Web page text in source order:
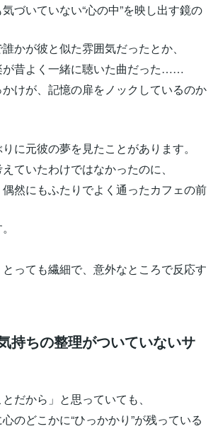
づいていない“心の中”を映し出す鏡の
かが彼と似た雰囲気だったとか、
が昔よく一緒に聴いた曲だった……
けが、記憶の扉をノックしているのか
に元彼の夢を見たことがあります。
ていたわけではなかったのに、
然にもふたりでよく通ったカフェの前
っても繊細で、意外なところで反応す
持ちの整理がついていないサ
だから」と思っていても、
のどこかに“ひっかかり”が残っている